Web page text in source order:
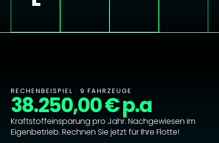
RECHENBEISPIEL · 9 FAHRZEUGE
38.250,00 € p.a
Kraftstoffeinsparung pro Jahr. Nachgewiesen im
Eigenbetrieb. Rechnen Sie jetzt für Ihre Flotte!